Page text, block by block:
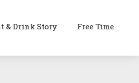
& Drink Story Free Time